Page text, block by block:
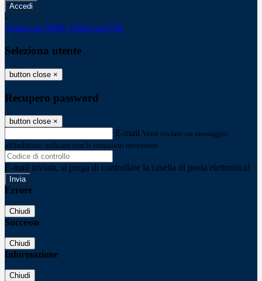
-
Entra con SPID Entra con CIE
Seleziona utente
button close ×
Recupero password
button close ×
E-mail Verrà inviato un messaggio
all'indirizzo indicato con le istruzioni necessarie.
E-mail inviata, si prega di controllare la casella di posta elettronica!
Errore
Chiudi
Successo
Chiudi
Informazione
Chiudi